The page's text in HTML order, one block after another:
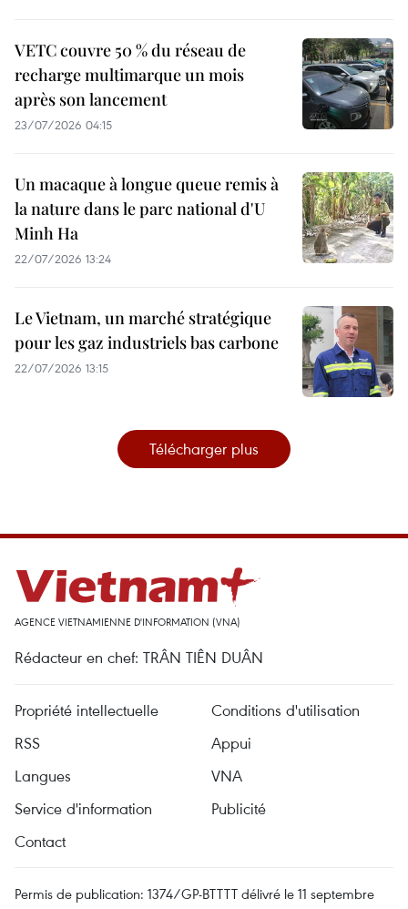
VETC couvre 50 % du réseau de
recharge multimarque un mois
après son lancement
23/07/2026 04:15
Un macaque à longue queue remis à
la nature dans le parc national d'U
Minh Ha
22/07/2026 13:24
Le Vietnam, un marché stratégique
pour les gaz industriels bas carbone
22/07/2026 13:15
Télécharger plus
AGENCE VIETNAMIENNE D'INFORMATION (VNA)
Rédacteur en chef: TRÂN TIÊN DUÂN
Propriété intellectuelle
Conditions d'utilisation
RSS
Appui
Langues
VNA
Service d'information
Publicité
Contact
Permis de publication: 1374/GP-BTTTT délivré le 11 septembre